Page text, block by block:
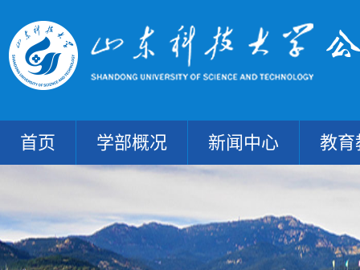
首页 学部概况 新闻中心 教育